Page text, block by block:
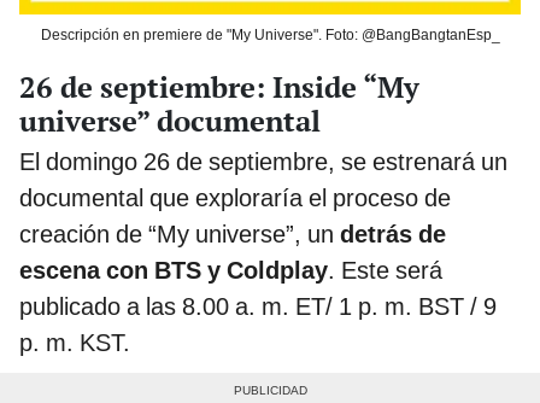
Descripción en premiere de "My Universe". Foto: @BangBangtanEsp_
26 de septiembre: Inside “My
universe” documental
El domingo 26 de septiembre, se estrenará un
documental que exploraría el proceso de
creación de “My universe”, un detrás de
escena con BTS y Coldplay. Este será
publicado a las 8.00 a. m. ET/ 1 p. m. BST / 9
p. m. KST.